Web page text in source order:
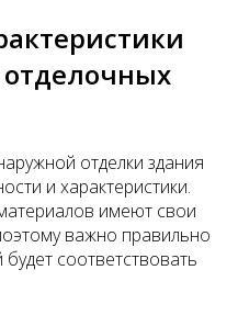
отделки здания
и характеристики.
имеют свои
важно правильно
соответствовать